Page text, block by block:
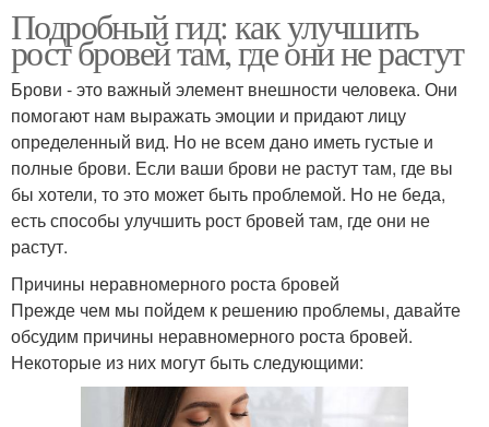
Подробный гид: как улучшить
рост бровей там, где они не растут
Брови - это важный элемент внешности человека. Они
помогают нам выражать эмоции и придают лицу
определенный вид. Но не всем дано иметь густые и
полные брови. Если ваши брови не растут там, где вы
бы хотели, то это может быть проблемой. Но не беда,
есть способы улучшить рост бровей там, где они не
растут.
Причины неравномерного роста бровей
Прежде чем мы пойдем к решению проблемы, давайте
обсудим причины неравномерного роста бровей.
Некоторые из них могут быть следующими: